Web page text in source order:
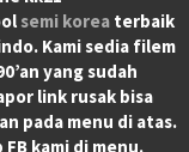
semi korea terbaik
Kami sedia filem
yang sudah
link rusak bisa
pada menu di atas.
kami di menu.